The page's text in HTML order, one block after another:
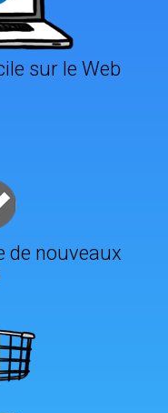
sur le Web
de nouveaux